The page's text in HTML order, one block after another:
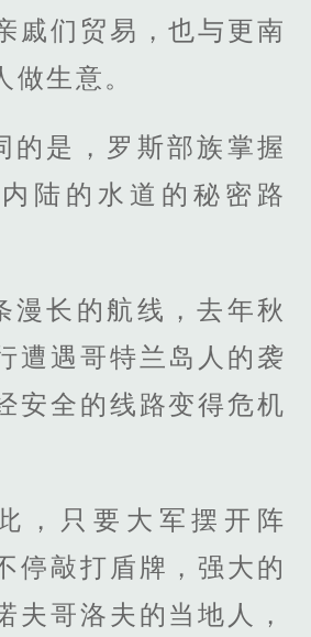
戚们贸易，也与更南
做生意。
的是，罗斯部族掌握
陆的水道的秘密路
漫长的航线，去年秋
遭遇哥特兰岛人的袭
安全的线路变得危机
，只要大军摆开阵
停敲打盾牌，强大的
夫哥洛夫的当地人，